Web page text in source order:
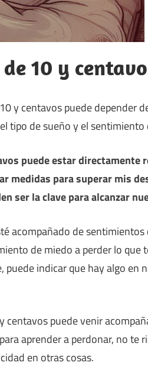
10 y
y centavos puede depender
tipo de sueño y el
puede estar directamente
medidas para superar mis
ser la clave para alcanzar
acompañado de
de miedo a perder lo que
indicar que hay algo en
centavos puede venir
aprender a perdonar, no te
en otras cosas.